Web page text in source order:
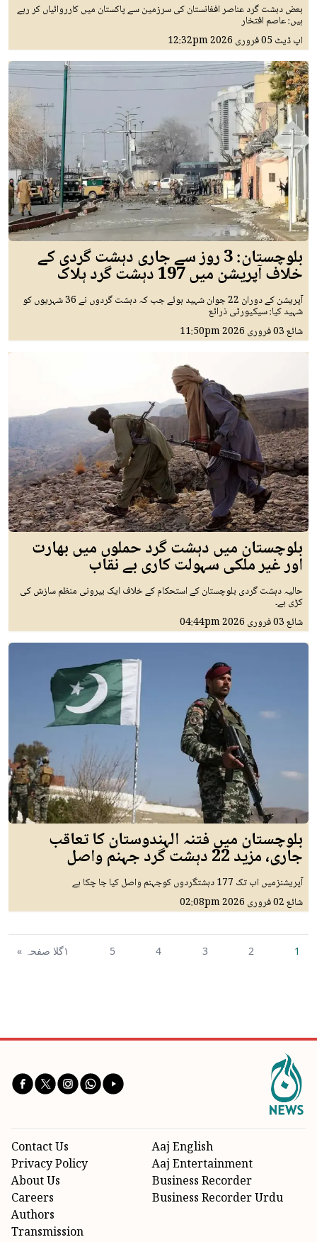
بعض دہشت گرد عناصر افغانستان کی سرزمین سے پاکستان میں کارروائیاں کر رہے
ہیں: عاصم افتخار
اپ ڈیٹ 05 فروری 2026 12:32pm
بلوچستان: 3 روز سے جاری دہشت گردی کے
خلاف آپریشن میں 197 دہشت گرد ہلاک
آپریشن کے دوران 22 جوان شہید ہوئے جب کہ دہشت گردوں نے 36 شہریوں کو
شہید کیا: سیکیورٹی ذرائع
شائع03 فروری 2026 11:50pm
بلوچستان میں دہشت گرد حملوں میں بھارت
اور غیر ملکی سہولت کاری بے نقاب
حالیہ دہشت گردی بلوچستان کے استحکام کے خلاف ایک بیرونی منظم سازش کی
کڑی ہے۔
شائع03 فروری 2026 04:44pm
بلوچستان میں فتنہ الہندوستان کا تعاقب
جاری، مزید 22 دہشت گرد جہنم واصل
آپریشنزمیں اب تک 177 دہشتگردوں کوجہنم واصل کیا جا چکا ہے
شائع02 فروری 2026 02:08pm
1
2
3
4
5 ١گلا صفحہ »
Aaj English
Aaj Entertainment
Business Recorder
Business Recorder Urdu
Contact Us
Privacy Policy
About Us
Careers
Authors
Transmission